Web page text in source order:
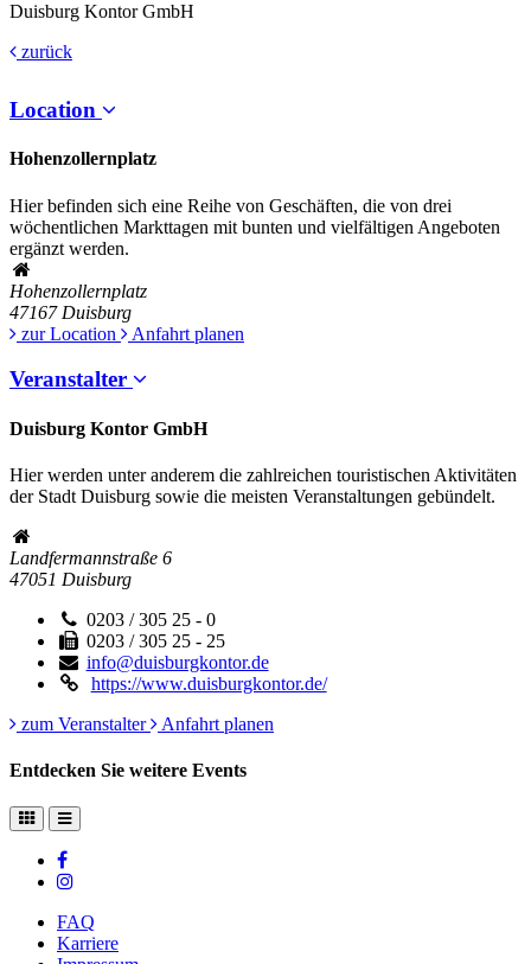
Duisburg Kontor GmbH
zurück
Location
Hohenzollernplatz
Hier befinden sich eine Reihe von Geschäften, die von drei
wöchentlichen Markttagen mit bunten und vielfältigen Angeboten
ergänzt werden.
Hohenzollernplatz
47167 Duisburg
zur Location
Anfahrt planen
Veranstalter
Duisburg Kontor GmbH
Hier werden unter anderem die zahlreichen touristischen Aktivitäten
der Stadt Duisburg sowie die meisten Veranstaltungen gebündelt.
Landfermannstraße 6
47051 Duisburg
0203 / 305 25 - 0
0203 / 305 25 - 25
info@duisburgkontor.de
https://www.duisburgkontor.de/
zum Veranstalter
Anfahrt planen
Entdecken Sie weitere Events
FAQ
Karriere